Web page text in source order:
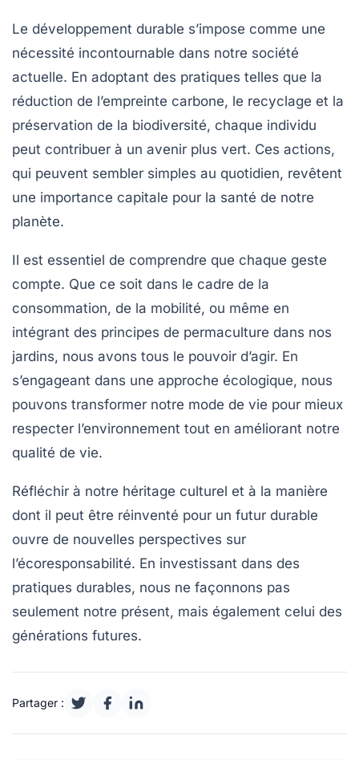
Le développement durable s’impose comme une
nécessité incontournable dans notre société
actuelle. En adoptant des pratiques telles que la
réduction de l’empreinte carbone, le recyclage et la
préservation de la biodiversité, chaque individu
peut contribuer à un avenir plus vert. Ces actions,
qui peuvent sembler simples au quotidien, revêtent
une importance capitale pour la santé de notre
planète.
Il est essentiel de comprendre que chaque geste
compte. Que ce soit dans le cadre de la
consommation, de la mobilité, ou même en
intégrant des principes de permaculture dans nos
jardins, nous avons tous le pouvoir d’agir. En
s’engageant dans une approche écologique, nous
pouvons transformer notre mode de vie pour mieux
respecter l’environnement tout en améliorant notre
qualité de vie.
Réfléchir à notre héritage culturel et à la manière
dont il peut être réinventé pour un futur durable
ouvre de nouvelles perspectives sur
l’écoresponsabilité. En investissant dans des
pratiques durables, nous ne façonnons pas
seulement notre présent, mais également celui des
générations futures.
Partager :